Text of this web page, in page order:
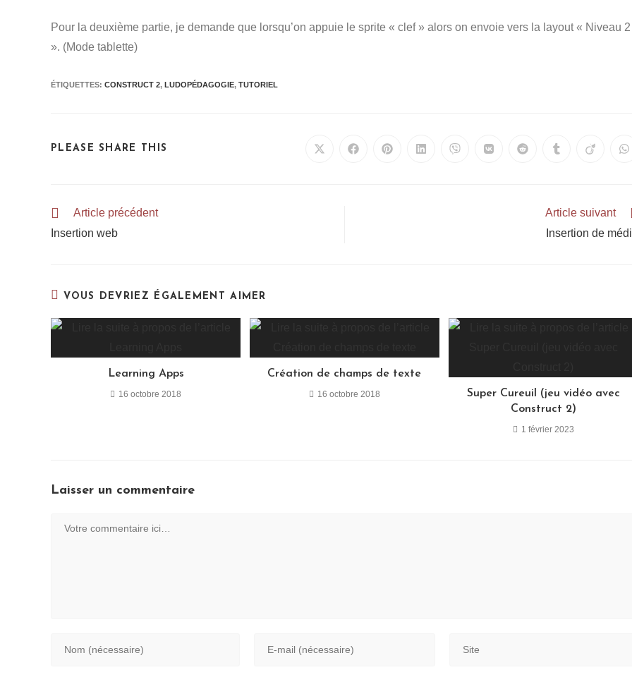
Pour la deuxième partie, je demande que lorsqu’on appuie le sprite « clef » alors on envoie vers la layout « Niveau 2
». (Mode tablette)
ÉTIQUETTES: CONSTRUCT 2, LUDOPÉDAGOGIE, TUTORIEL
PLEASE SHARE THIS
Article précédent
Insertion web
Article suivant
Insertion de
VOUS DEVRIEZ ÉGALEMENT AIMER
Learning Apps
16 octobre 2018
Création de champs de texte
16 octobre 2018
Super Cureuil (jeu vidéo avec
Construct 2)
1 février 2023
Laisser un commentaire